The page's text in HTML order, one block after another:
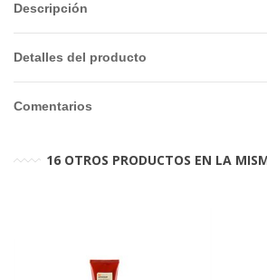
Descripción
Detalles del producto
Comentarios
16 OTROS PRODUCTOS EN LA